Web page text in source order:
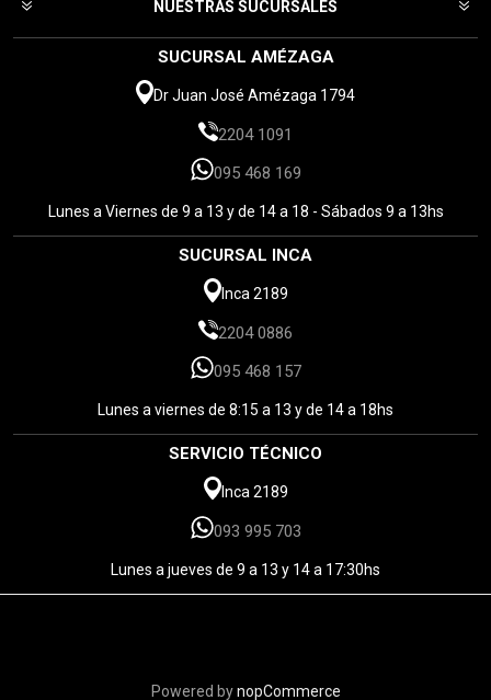
NUESTRAS SUCURSALES
SUCURSAL AMÉZAGA
Dr Juan José Amézaga 1794
2204 1091
095 468 169
Lunes a Viernes de 9 a 13 y de 14 a 18 - Sábados 9 a 13hs
SUCURSAL INCA
Inca 2189
2204 0886
095 468 157
Lunes a viernes de 8:15 a 13 y de 14 a 18hs
SERVICIO TÉCNICO
Inca 2189
093 995 703
Lunes a jueves de 9 a 13 y 14 a 17:30hs
Powered bynopCommerce